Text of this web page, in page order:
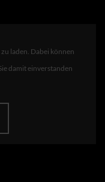
zu laden. Dabei können